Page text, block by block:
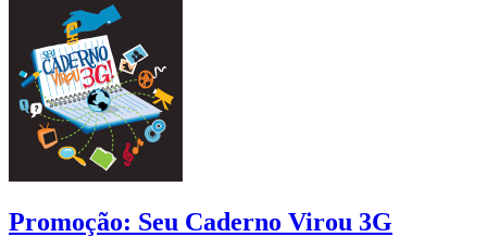
Promoção: Seu Caderno Virou 3G